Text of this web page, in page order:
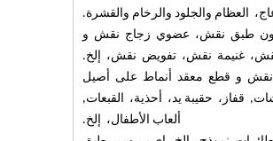
غنيمة نقش، تفويض نقش، إلخ.
قفاز، حقيبة يد، أحذية، القبعات,
ألعاب الأطفال، إلخ.